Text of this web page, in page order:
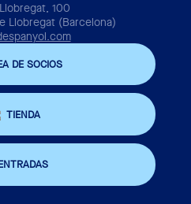
100
Llobregat (Barcelona)
DE SOCIOS
TIENDA